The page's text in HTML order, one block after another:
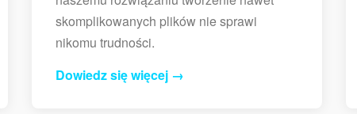
skomplikowanych plików nie sprawi
nikomu trudności.
Dowiedz się więcej →